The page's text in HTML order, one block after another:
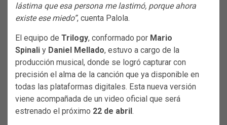
lástima que esa persona me lastimó, porque ahora
existe ese miedo”, cuenta Palola.
El equipo de Trilogy, conformado por Mario
Spinali y Daniel Mellado, estuvo a cargo de la
producción musical, donde se logró capturar con
precisión el alma de la canción que ya disponible en
todas las plataformas digitales. Esta nueva versión
viene acompañada de un video oficial que será
estrenado el próximo 22 de abril.